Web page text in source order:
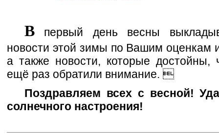
В первый день весны
новости этой зимы по Вашим оценкам
а также новости, которые достойны,
ещё раз обратили внимание. 
Поздравляем всех с весной!
солнечного настроения!